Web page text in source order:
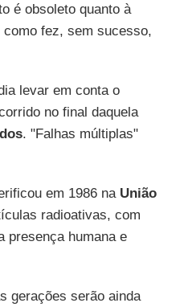
é obsoleto quanto à
fez, sem sucesso,
levar em conta o
no final daquela
. "Falhas múltiplas"
em 1986 na União
radioativas, com
presença humana e
gerações serão ainda